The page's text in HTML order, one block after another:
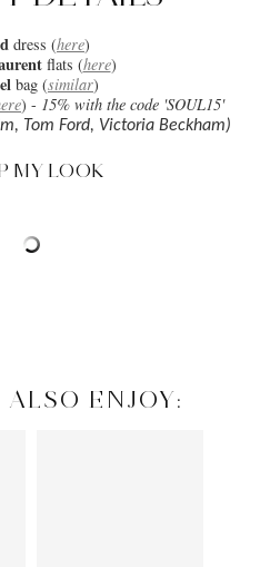
dress (here)
flats (here)
bag (similar)
) - 15% with the code 'SOUL15'
Tom Ford, Victoria Beckham)
MY LOOK
ALSO ENJOY: